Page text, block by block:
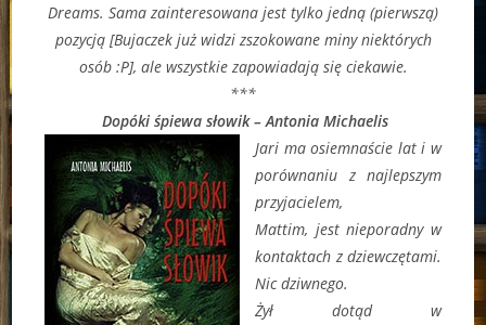
Dreams. Sama zainteresowana jest tylko jedną (pierwszą)
pozycją [Bujaczek już widzi zszokowane miny niektórych
osób :P], ale wszystkie zapowiadają się ciekawie.
***
Dopóki śpiewa słowik – Antonia Michaelis
Jari ma osiemnaście lat i w
porównaniu z najlepszym
przyjacielem,
Mattim, jest nieporadny w
kontaktach z dziewczętami.
Nic dziwnego.
Żył dotąd w